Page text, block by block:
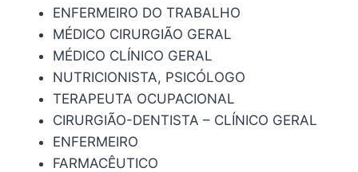
ENFERMEIRO DO TRABALHO
MÉDICO CIRURGIÃO GERAL
MÉDICO CLÍNICO GERAL
NUTRICIONISTA, PSICÓLOGO
TERAPEUTA OCUPACIONAL
CIRURGIÃO-DENTISTA – CLÍNICO GERAL
ENFERMEIRO
FARMACÊUTICO